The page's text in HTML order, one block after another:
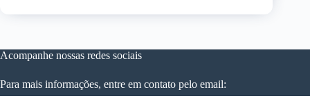
Acompanhe nossas redes sociais
Para mais informações, entre em contato pelo email: